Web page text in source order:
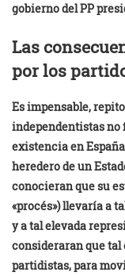
gobierno del PP
Las
por los
Es impensable,
independentistas no
existencia en
heredero de un
conocieran que su
«procés») llevaría a
y a tal elevada
consideraran que
partidistas, para